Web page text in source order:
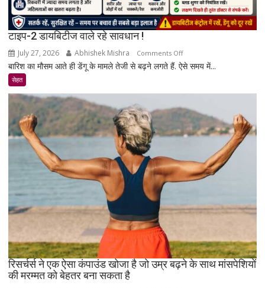
टाइप-2 डायबिटीज वाले रहे सावधान !
July 27, 2026 Abhishek Mishra Comments Offon
टाइप-2
वाले
सावधान
!
बारिश का मौसम आते ही डेंगू के मामले तेजी से बढ़ने लगते हैं. ऐसे समय में...
सेहत
रिसर्चर्स ने एक ऐसा कंपाउंड खोजा है जो उम्र बढ़ने के साथ मांसपेशियों
की मरम्मत को बेहतर बना सकता है